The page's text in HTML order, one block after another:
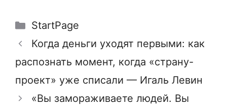
Рубрики
StartPage
Когда деньги уходят первыми: как
распознать момент, когда «страну-
проект» уже списали — Игаль Левин
«Вы замораживаете людей. Вы